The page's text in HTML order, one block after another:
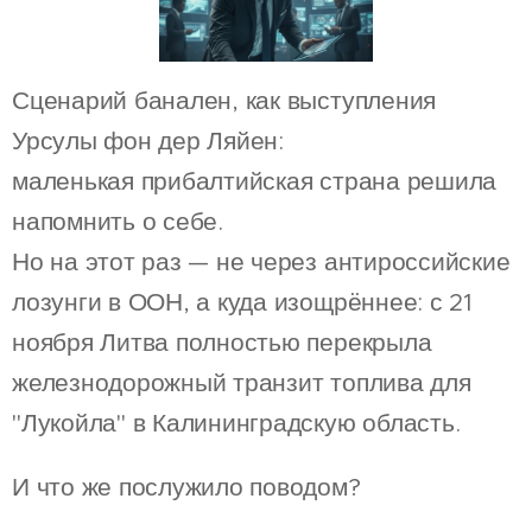
Сценарий банален, как выступления
Урсулы фон дер Ляйен:
маленькая прибалтийская страна решила
напомнить о себе.
Но на этот раз — не через антироссийские
лозунги в ООН, а куда изощрённее: с 21
ноября Литва полностью перекрыла
железнодорожный транзит топлива для
"Лукойла" в Калининградскую область.
И что же послужило поводом?